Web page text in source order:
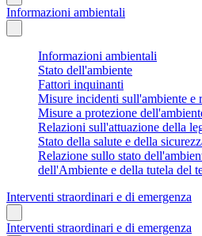
Informazioni ambientali
Informazioni ambientali
Stato dell'ambiente
Fattori inquinanti
Misure incidenti sull'ambiente e
Misure a protezione
Relazioni sull'attuazione della
Stato della salute e della
Relazione sullo stato
dell'Ambiente e della tutela del
Interventi straordinari e di emergenza
Interventi straordinari e di emergenza